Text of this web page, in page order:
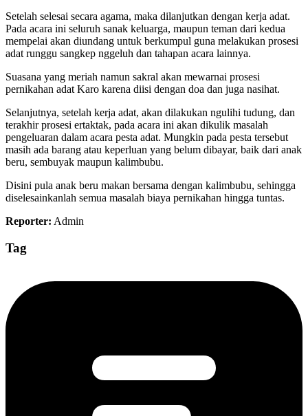
Setelah selesai secara agama, maka dilanjutkan dengan kerja adat.
Pada acara ini seluruh sanak keluarga, maupun teman dari kedua
mempelai akan diundang untuk berkumpul guna melakukan prosesi
adat runggu sangkep nggeluh dan tahapan acara lainnya.
Suasana yang meriah namun sakral akan mewarnai prosesi
pernikahan adat Karo karena diisi dengan doa dan juga nasihat.
Selanjutnya, setelah kerja adat, akan dilakukan ngulihi tudung, dan
terakhir prosesi ertaktak, pada acara ini akan dikulik masalah
pengeluaran dalam acara pesta adat. Mungkin pada pesta tersebut
masih ada barang atau keperluan yang belum dibayar, baik dari anak
beru, sembuyak maupun kalimbubu.
Disini pula anak beru makan bersama dengan kalimbubu, sehingga
diselesainkanlah semua masalah biaya pernikahan hingga tuntas.
Reporter: Admin
Tag